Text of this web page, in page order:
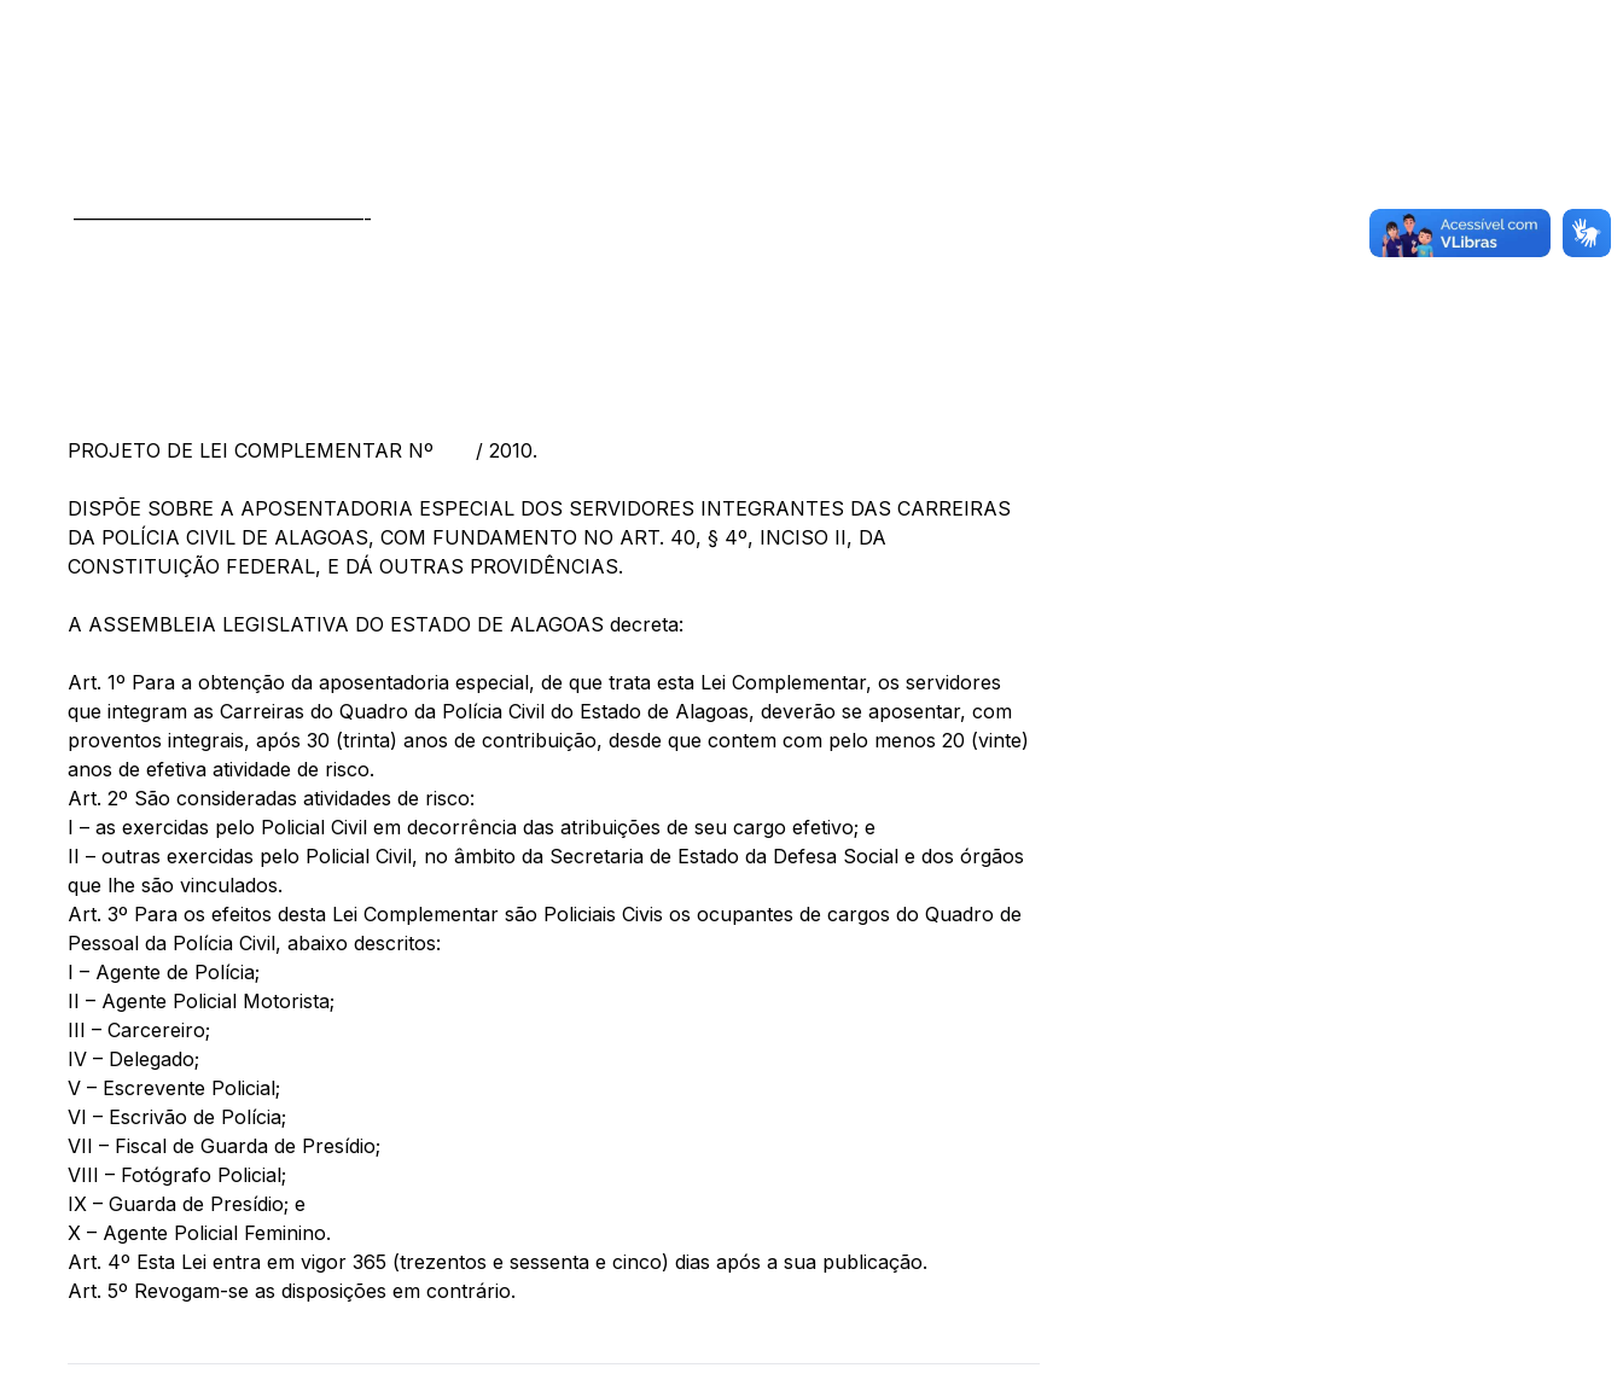
———————————————-
PROJETO DE LEI COMPLEMENTAR Nº / 2010.
DISPÕE SOBRE A APOSENTADORIA ESPECIAL DOS SERVIDORES INTEGRANTES DAS CARREIRAS
DA POLÍCIA CIVIL DE ALAGOAS, COM FUNDAMENTO NO ART. 40, § 4º, INCISO II, DA
CONSTITUIÇÃO FEDERAL, E DÁ OUTRAS PROVIDÊNCIAS.
A ASSEMBLEIA LEGISLATIVA DO ESTADO DE ALAGOAS decreta:
Art. 1º Para a obtenção da aposentadoria especial, de que trata esta Lei Complementar, os servidores
que integram as Carreiras do Quadro da Polícia Civil do Estado de Alagoas, deverão se aposentar, com
proventos integrais, após 30 (trinta) anos de contribuição, desde que contem com pelo menos 20 (vinte)
anos de efetiva atividade de risco.
Art. 2º São consideradas atividades de risco:
I – as exercidas pelo Policial Civil em decorrência das atribuições de seu cargo efetivo; e
II – outras exercidas pelo Policial Civil, no âmbito da Secretaria de Estado da Defesa Social e dos órgãos
que lhe são vinculados.
Art. 3º Para os efeitos desta Lei Complementar são Policiais Civis os ocupantes de cargos do Quadro de
Pessoal da Polícia Civil, abaixo descritos:
I – Agente de Polícia;
II – Agente Policial Motorista;
III – Carcereiro;
IV – Delegado;
V – Escrevente Policial;
VI – Escrivão de Polícia;
VII – Fiscal de Guarda de Presídio;
VIII – Fotógrafo Policial;
IX – Guarda de Presídio; e
X – Agente Policial Feminino.
Art. 4º Esta Lei entra em vigor 365 (trezentos e sessenta e cinco) dias após a sua publicação.
Art. 5º Revogam-se as disposições em contrário.